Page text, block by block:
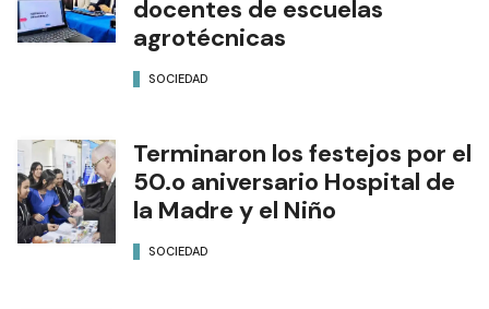
docentes de escuelas
agrotécnicas
SOCIEDAD
Terminaron los festejos por el
50.o aniversario Hospital de
la Madre y el Niño
SOCIEDAD